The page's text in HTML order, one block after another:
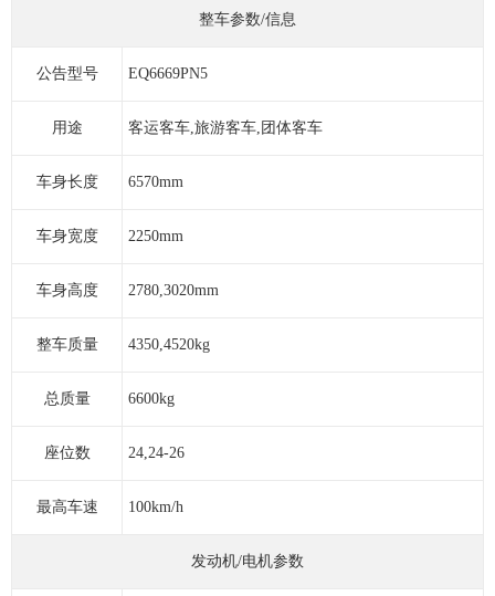
整车参数/信息
公告型号 EQ6669PN5
用途 客运客车,旅游客车,团体客车
车身长度 6570mm
车身宽度 2250mm
车身高度 2780,3020mm
整车质量 4350,4520kg
总质量 6600kg
座位数 24,24-26
最高车速 100km/h
发动机/电机参数